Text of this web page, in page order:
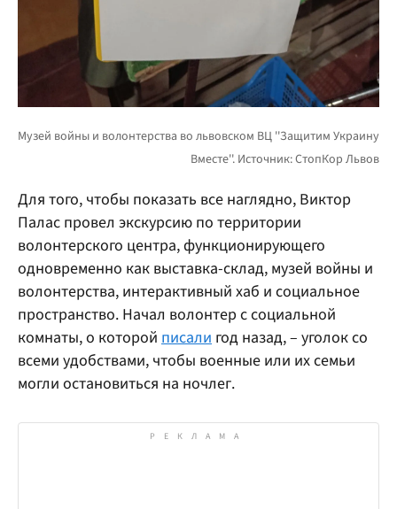
Для того, чтобы показать все наглядно, Виктор
Палас провел экскурсию по территории
волонтерского центра, функционирующего
одновременно как выставка-склад, музей войны и
волонтерства, интерактивный хаб и социальное
пространство. Начал волонтер с социальной
комнаты, о которой писали год назад, – уголок со
всеми удобствами, чтобы военные или их семьи
могли остановиться на ночлег.